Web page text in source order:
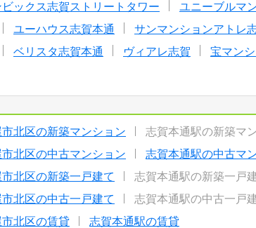
ビックス志賀ストリートタワー ユニーブルマ
ユーハウス志賀本通 サンマンションアトレ
ベリスタ志賀本通 ヴィアレ志賀 宝マン
北区の新築マンション
志賀本通駅の新築マ
北区の中古マンション
志賀本通駅の中古マ
北区の新築一戸建て
志賀本通駅の新築一戸
北区の中古一戸建て
志賀本通駅の中古一戸
北区の賃貸 志賀本通駅の賃貸